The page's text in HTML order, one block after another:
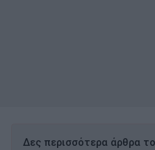
Δες περισσότερα άρθρα